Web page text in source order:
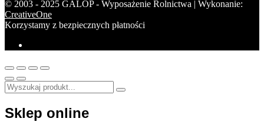
© 2003 - 2025 GALOP - Wyposażenie Rolnictwa | Wykonanie:
CreativeOne
Korzystamy z bezpiecznych płatności
Sklep online